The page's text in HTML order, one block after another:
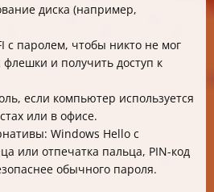
диска (например,
с паролем, чтобы никто не мог
флешки и получить доступ к
если компьютер используется
или в офисе.
Windows Hello с
или отпечатка пальца, PIN-код
обычного пароля.